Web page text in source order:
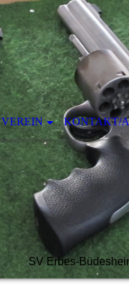
VEREIN KONTAKT/
SV Erbes-